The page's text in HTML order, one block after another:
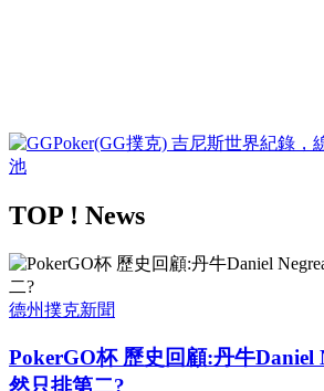
TOP ! News
德州撲克新聞
PokerGO杯 歷史回顧:丹牛Daniel
然只排第二?